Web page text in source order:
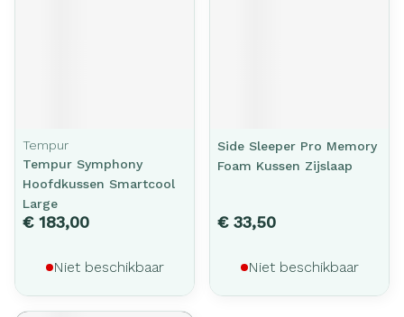
Tempur
Tempur Symphony
Hoofdkussen Smartcool
Large
€ 183,00
Niet beschikbaar
Side Sleeper Pro Memory
Foam Kussen Zijslaap
€ 33,50
Niet beschikbaar